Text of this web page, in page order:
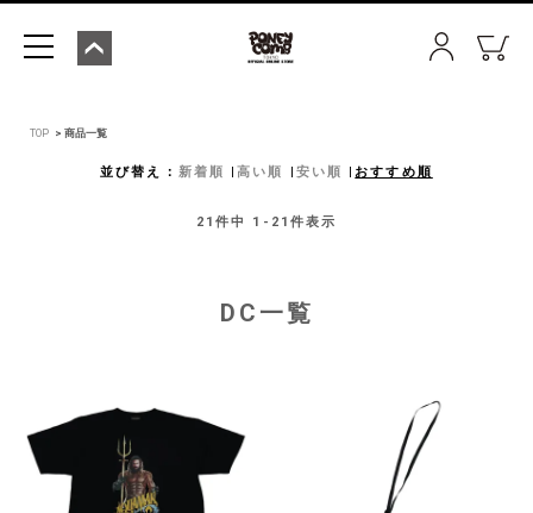
TOP 商品一覧
並び替え 新着順 高い順 安い順 おすすめ順
21件中 1 - 21 件表示
DC一覧